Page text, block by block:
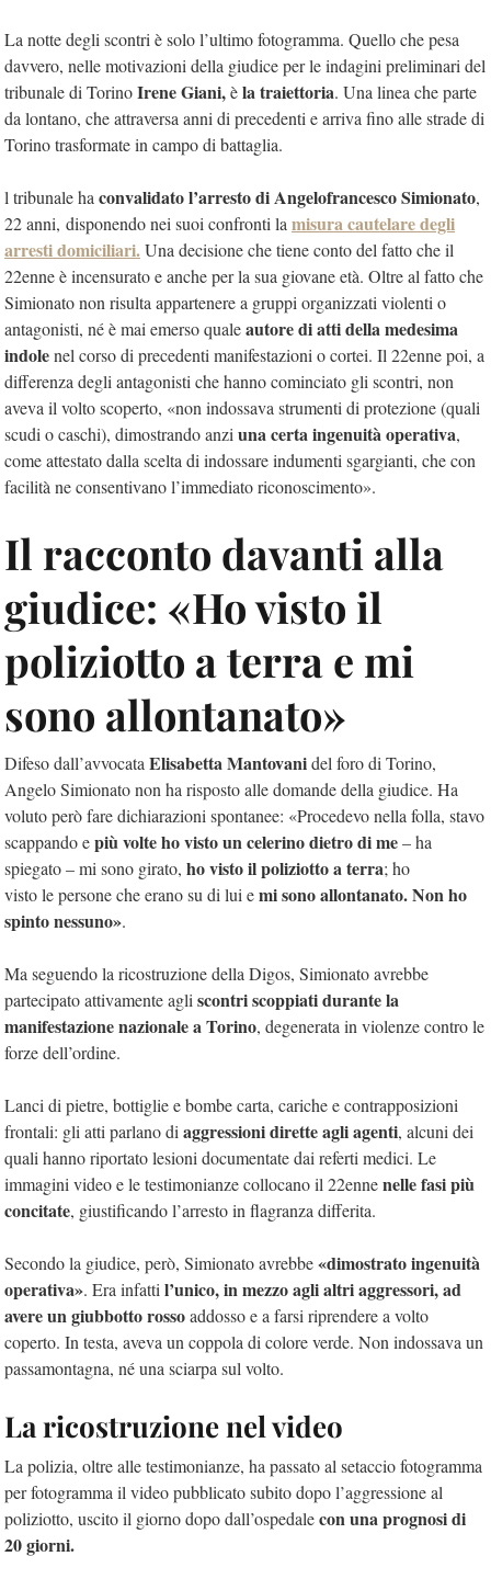
La notte degli scontri è solo l’ultimo fotogramma. Quello che pesa
davvero, nelle motivazioni della giudice per le indagini preliminari del
tribunale di TorinoIrene Giani,èla traiettoria. Una linea che parte
da lontano, che attraversa anni di precedenti e arriva fino alle strade di
Torino trasformate in campo di battaglia.
l tribunale ha convalidato l’arresto di Angelofrancesco Simionato,
22 anni, disponendo nei suoi confronti la misura cautelare degli
arresti domiciliari.Una decisione che tiene conto del fatto che il
22enne è incensurato e anche per la sua giovane età. Oltre al fatto che
Simionato non risulta appartenere a gruppi organizzati violenti o
antagonisti, né è mai emerso qualeautore di atti della medesima
indolenel corso di precedenti manifestazioni o cortei. Il 22enne poi, a
differenza degli antagonisti che hanno cominciato gli scontri, non
aveva il volto scoperto, «non indossava strumenti di protezione (quali
scudi o caschi), dimostrando anzi una certa ingenuità operativa,
come attestato dalla scelta di indossare indumenti sgargianti, che con
facilità ne consentivano l’immediato riconoscimento».
Il racconto davanti alla
giudice: «Ho visto il
poliziotto a terra e mi
sono allontanato»
Difeso dall’avvocata Elisabetta Mantovanidel foro di Torino,
Angelo Simionato non ha risposto alle domande della giudice. Ha
voluto però fare dichiarazioni spontanee: «Procedevo nella folla, stavo
scappando epiù volte ho visto un celerino dietro di me– ha
spiegato – mi sono girato, ho visto il poliziotto a terra; ho
visto le persone che erano su di lui emi sono allontanato. Non ho
spinto nessuno».
Ma seguendo la ricostruzione della Digos, Simionato avrebbe
partecipato attivamente agli scontri scoppiati durante la
manifestazione nazionale a Torino, degenerata in violenze contro le
forze dell’ordine.
Lanci di pietre, bottiglie e bombe carta, cariche e contrapposizioni
frontali: gli atti parlano di aggressioni dirette agli agenti, alcuni dei
quali hanno riportato lesioni documentate dai referti medici. Le
immagini video e le testimonianze collocano il 22ennenelle fasi più
concitate, giustificando l’arresto in flagranza differita.
Secondo la giudice, però, Simionato avrebbe«dimostrato ingenuità
operativa». Era infatti l’unico, in mezzo agli altri aggressori, ad
avere un giubbotto rossoaddosso e a farsi riprendere a volto
coperto. In testa, aveva un coppola di colore verde. Non indossava un
passamontagna, né una sciarpa sul volto.
La ricostruzione nel video
La polizia, oltre alle testimonianze, ha passato al setaccio fotogramma
per fotogramma il video pubblicato subito dopo l’aggressione al
poliziotto, uscito il giorno dopo dall’ospedalecon una prognosi di
20 giorni.